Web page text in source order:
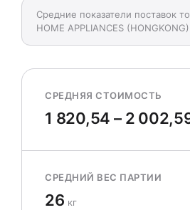
Средние показатели поставок
HOME APPLIANCES (HONGKONG)
СРЕДНЯЯ СТОИМОСТЬ
1 820,54 – 2
СРЕДНИЙ ВЕС ПАРТИИ
26 кг